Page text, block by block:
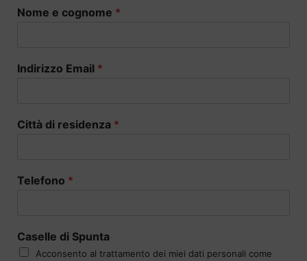
Nome e cognome *
Indirizzo Email *
Città di residenza *
Telefono *
Caselle di Spunta
Acconsento al trattamento dei miei dati personali come